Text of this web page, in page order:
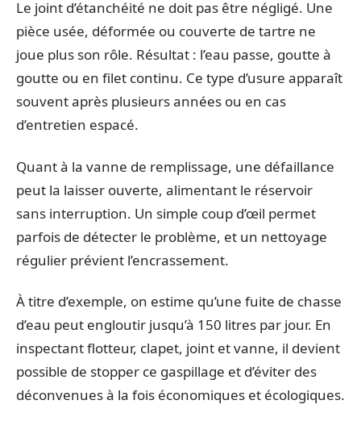
Le joint d’étanchéité ne doit pas être négligé. Une
pièce usée, déformée ou couverte de tartre ne
joue plus son rôle. Résultat : l’eau passe, goutte à
goutte ou en filet continu. Ce type d’usure apparaît
souvent après plusieurs années ou en cas
d’entretien espacé.
Quant à la vanne de remplissage, une défaillance
peut la laisser ouverte, alimentant le réservoir
sans interruption. Un simple coup d’œil permet
parfois de détecter le problème, et un nettoyage
régulier prévient l’encrassement.
À titre d’exemple, on estime qu’une fuite de chasse
d’eau peut engloutir jusqu’à 150 litres par jour. En
inspectant flotteur, clapet, joint et vanne, il devient
possible de stopper ce gaspillage et d’éviter des
déconvenues à la fois économiques et écologiques.